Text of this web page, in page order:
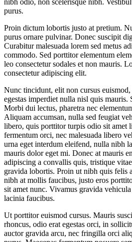
purus.
Proin dictum lobortis justo at pretium.
purus ornare pulvinar. Donec suscipit
Curabitur malesuada lorem sed metus
commodo. Sed porttitor elementum
leo consectetur sodales et non mauris.
consectetur adipiscing elit.
Nunc tincidunt, elit non cursus euismod,
egestas imperdiet nulla nisl quis mauris.
Morbi dui lectus, pharetra nec
Aliquam accumsan, nulla sed feugiat
libero, quis porttitor turpis odio sit amet
fermentum orci, nec malesuada libero
urna eget interdum eleifend, nulla nibh
mauris dolor eget mi. Donec at mauris
adipiscing a convallis quis, tristique
gravida lobortis. Proin ut nibh quis felis
nibh at mollis faucibus, justo eros
sit amet nunc. Vivamus gravida
lacinia faucibus.
Ut porttitor euismod cursus. Mauris
rhoncus, odio erat egestas orci, in
auctor gravida arcu, nec fringilla orci